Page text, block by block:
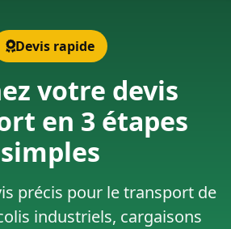
Devis rapide
votre devis
en 3 étapes
simples
précis pour le transport de
industriels, cargaisons